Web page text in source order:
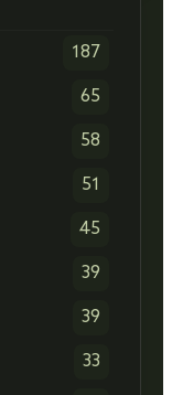
187
65
58
51
45
39
39
33